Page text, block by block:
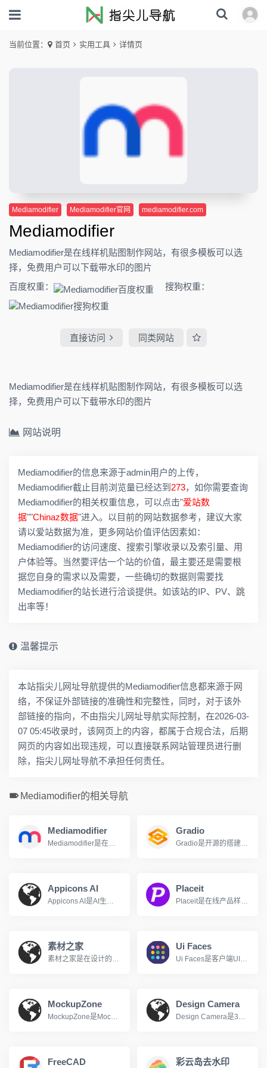
当前位置： 首页 实用工具 详情页
Mediamodifier Mediamodifier官网 mediamodifier.com
Mediamodifier
Mediamodifier是在线样机贴图制作网站，有很多模板可以选
择，免费用户可以下载带水印的图片
百度权重：
搜狗权重：
直接访问 同类网站
Mediamodifier是在线样机贴图制作网站，有很多模板可以选
择，免费用户可以下载带水印的图片
网站说明
Mediamodifier的信息来源于admin用户的上传，
Mediamodifier截止目前浏览量已经达到 273，如你需要查询
Mediamodifier的相关权重信息，可以点击"爱站数
据""Chinaz数据"进入。以目前的网站数据参考，建议大家
请以爱站数据为准，更多网站价值评估因素如：
Mediamodifier的访问速度、搜索引擎收录以及索引量、用
户体验等。当然要评估一个站的价值，最主要还是需要根
据您自身的需求以及需要，一些确切的数据则需要找
Mediamodifier的站长进行洽谈提供。如该站的IP、PV、跳
出率等！
温馨提示
本站指尖儿网址导航提供的Mediamodifier信息都来源于网
络，不保证外部链接的准确性和完整性，同时，对于该外
部链接的指向，不由指尖儿网址导航实际控制，在2026-03-
07 05:45收录时，该网页上的内容，都属于合规合法，后期
网页的内容如出现违规，可以直接联系网站管理员进行删
除，指尖儿网址导航不承担任何责任。
Mediamodifier的相关导航
Mediamodifier
Mediamodifier是在线样机贴图制作网站，有很多模板可以选择，免费用户可以下载带水印的图片
Gradio
Gradio是开源的搭建机器学习模型UI界面的Python库
Appicons AI
Appicons AI是AI生成精美App图标
Placeit
Placeit是在线产品样机模板制作工具
素材之家
素材之家是在设计的世界里，创意和灵感...
Ui Faces
Ui Faces是客户端UI设计头像资源
MockupZone
MockupZone是Mockup Zone is an online store where you can find free and premium PSD mockup files to show your designs in a
Design Camera
Design Camera是3D样机，支持多角度样机动效
FreeCAD 彩云岛去水印